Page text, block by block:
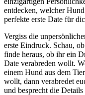
entdecken, welcher
perfekte erste Date für
Vergiss die
erste Eindruck. Schau,
finde heraus, ob ihr ein
Date verabreden wollt.
einem Hund aus dem
wollt, dann verabredet
und besprecht die